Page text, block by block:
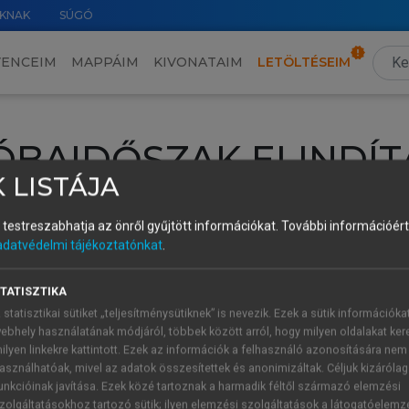
SÚGÓ
MAPPÁIM KIVONATAIM LETÖLTÉSEIM
felhasználóként1 óra díjmentes hozzáférésrevagy
A regisztráció után a
FIÓKKAL ÚJ FIÓK
1 óra
LISTÁJA
testreszabhatja az önről gyűjtött információkat. További
tájékoztatónkat.
statisztikai sütiket „teljesítménysütiknek” is nevezik. Ezek a sütik
használatának módjáról, többek között arról, hogy milyen oldalakat
linkekre kattintott. Ezek az információk a felhasználó azonosítására nem
mivel az adatok összesítettek és anonimizáltak. Céljuk
javítása. Ezek közé tartoznak a harmadik féltől származó elemzési
tartozó sütik; ilyen elemzési szolgáltatások a